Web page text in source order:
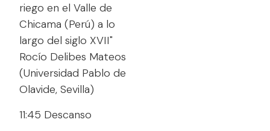
riego en el Valle de
Chicama (Perú) a lo
largo del siglo XVII"
Rocío Delibes Mateos
(Universidad Pablo de
Olavide, Sevilla)
11:45 Descanso